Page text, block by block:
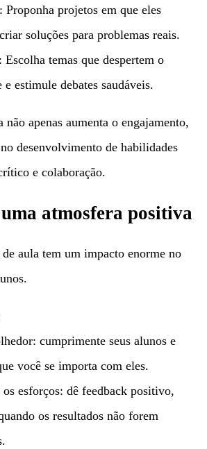
Proponha projetos em que eles
soluções para problemas reais.
Escolha temas que despertem o
e estimule debates saudáveis.
apenas aumenta o engajamento,
desenvolvimento de habilidades
e colaboração.
atmosfera positiva
aula tem um impacto enorme no
cumprimente seus alunos e
você se importa com eles.
esforços: dê feedback positivo,
os resultados não forem